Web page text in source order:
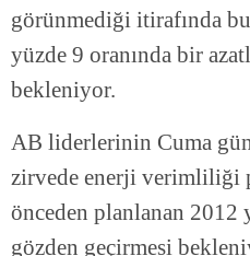
görünmediği itirafında
yüzde 9 oranında bir
bekleniyor.
AB liderlerinin Cuma
zirvede enerji verimliliği
önceden planlanan 2012
gözden geçirmesi